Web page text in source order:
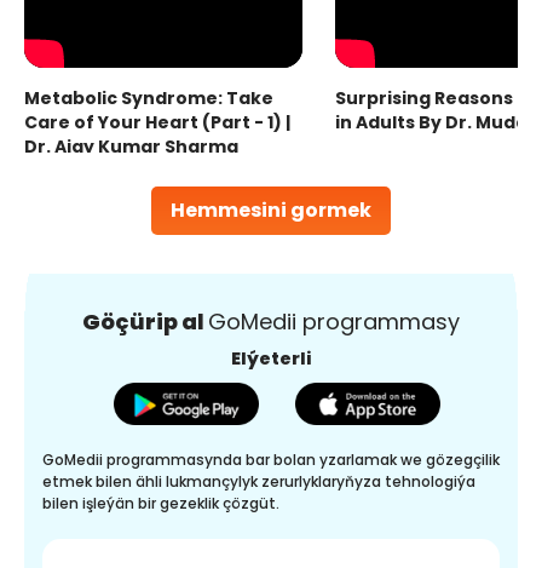
Hemmesini gormek
Metabolic Syndrome: Take
Care of Your Heart (Part - 1) |
Dr. Ajay Kumar Sharma
Surprising Reasons
in Adults By Dr.
Göçürip al GoMedii programmasy
Elýeterli
GoMedii programmasynda bar bolan yzarlamak we gözegçilik
etmek bilen ähli lukmançylyk zerurlyklaryňyza tehnologiýa
bilen işleýän bir gezeklik çözgüt.